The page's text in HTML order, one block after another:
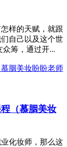
样的天赋，就跟
自己以及这个世
筹，通过开...
（慕胭美妆
化妆师，那么这